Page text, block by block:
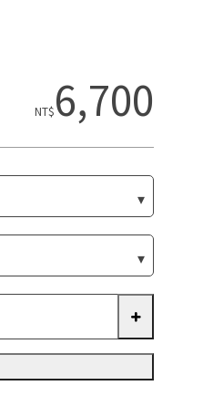
NT$6,700